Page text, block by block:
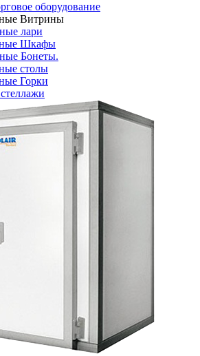
оборудование
Витрины
лари
Шкафы
Бонеты.
столы
Горки